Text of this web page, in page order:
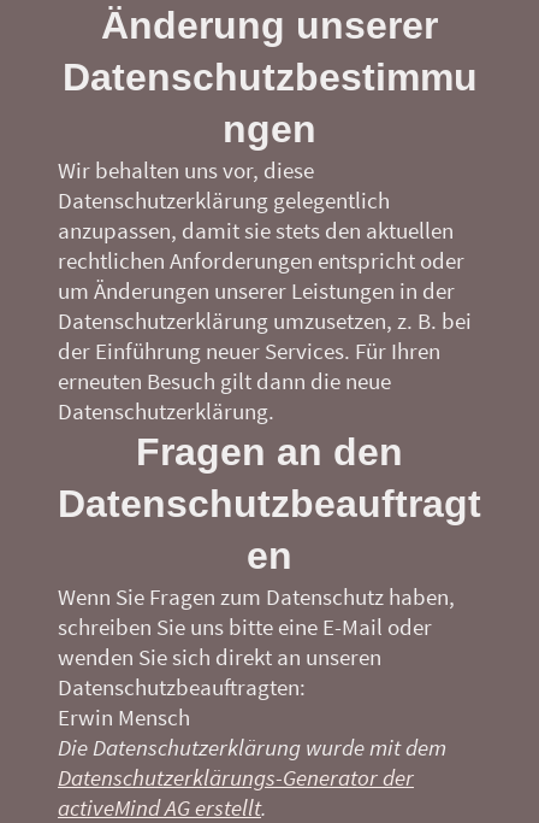
Änderung unserer
Datenschutzbestimmu
ngen
Wir behalten uns vor, diese
Datenschutzerklärung gelegentlich
anzupassen, damit sie stets den aktuellen
rechtlichen Anforderungen entspricht oder
um Änderungen unserer Leistungen in der
Datenschutzerklärung umzusetzen, z. B. bei
der Einführung neuer Services. Für Ihren
erneuten Besuch gilt dann die neue
Datenschutzerklärung.
Fragen an den
Datenschutzbeauftragt
en
Wenn Sie Fragen zum Datenschutz haben,
schreiben Sie uns bitte eine E-Mail oder
wenden Sie sich direkt an unseren
Datenschutzbeauftragten:
Erwin Mensch
Die Datenschutzerklärung wurde mit dem
Datenschutzerklärungs-Generator der
activeMind AG erstellt.